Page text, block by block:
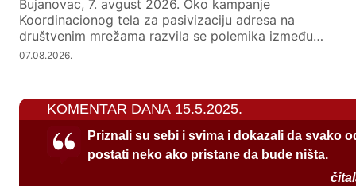
Bujanovac, 7. avgust 2026. Oko kampanje
Koordinacionog tela za pasivizaciju adresa na
društvenim mrežama razvila se polemika između…
07.08.2026.
KOMENTAR DANA 15.5.2025.
Priznali su sebi i svima i dokazali da svako
postati neko ako pristane da bude ništa.